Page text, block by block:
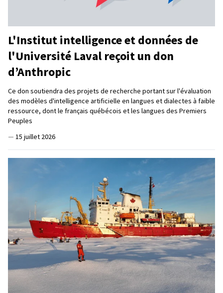
L'Institut intelligence et données de
l'Université Laval reçoit un don
d’Anthropic
Ce don soutiendra des projets de recherche portant sur l'évaluation
des modèles d'intelligence artificielle en langues et dialectes à faible
ressource, dont le français québécois et les langues des Premiers
Peuples
— 15 juillet 2026